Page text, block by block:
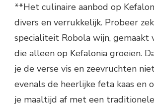
**Het culinaire aanbod op
divers en verrukkelijk. Probeer
specialiteit Robola wijn, gemaakt
die alleen op Kefalonia groeien.
je de verse vis en zeevruchten
evenals de heerlijke feta kaas en
je maaltijd af met een